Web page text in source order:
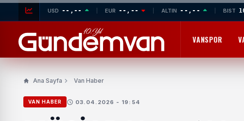
USD --,-- EUR --,-- ALTIN --,-- BIST
VANSPOR
Ana Sayfa Van Haber
VAN HABER 03.04.2026 - 19:54